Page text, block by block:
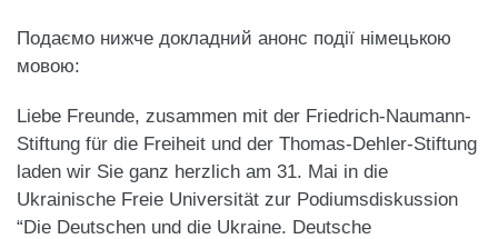
Подаємо нижче докладний анонс події німецькою
мовою:
Liebe Freunde, zusammen mit der Friedrich-Naumann-
Stiftung für die Freiheit und der Thomas-Dehler-Stiftung
laden wir Sie ganz herzlich am 31. Mai in die
Ukrainische Freie Universität zur Podiumsdiskussion
“Die Deutschen und die Ukraine. Deutsche